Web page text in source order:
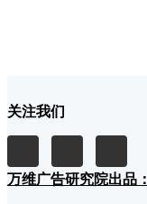
关注我们
万维广告研究院出品：